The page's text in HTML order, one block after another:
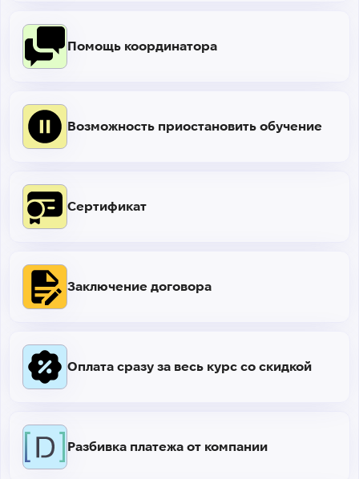
Сертификат
Разбивка платежа от компании
Помощь координатора
Заключение договора
Возможность приостановить обучение
Оплата сразу за весь курс со скидкой